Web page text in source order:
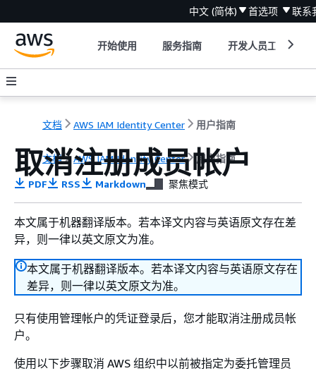
中文 (简体) 首选项 联系
开始使用 服务指南 开发人员工具
文档 AWS IAM Identity Center 用户指南
文档 AWS IAM Identity Center 用户指南
取消注册成员帐户
PDF RSS Markdown 聚焦模式
本文属于机器翻译版本。若本译文内容与英语原文存在差
异，则一律以英文原文为准。
本文属于机器翻译版本。若本译文内容与英语原文存在
差异，则一律以英文原文为准。
只有使用管理帐户的凭证登录后，您才能取消注册成员帐
户。
使用以下步骤取消 AWS 组织中以前被指定为委托管理员